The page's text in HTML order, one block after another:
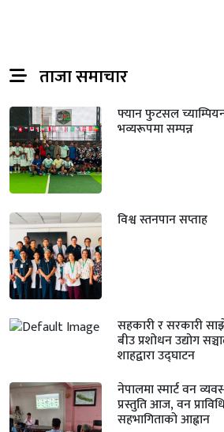
ताजा समाचार
फ्यान फुटसल
भव्यरूपमा सम्पन्न
विश्व स्तनपान सप्ताह
सहकारी र सरकारी
बीउ प्रशोधन उद्योग
शाहद्वारा उद्घाटन
नेपालमा स्मार्ट वन
प्रस्तुति आज, वन
सहभागिताको आह्वान